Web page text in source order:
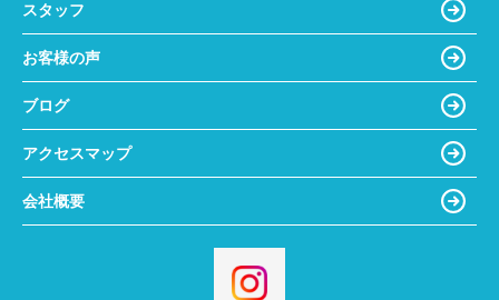
スタッフ
お客様の声
ブログ
アクセスマップ
会社概要